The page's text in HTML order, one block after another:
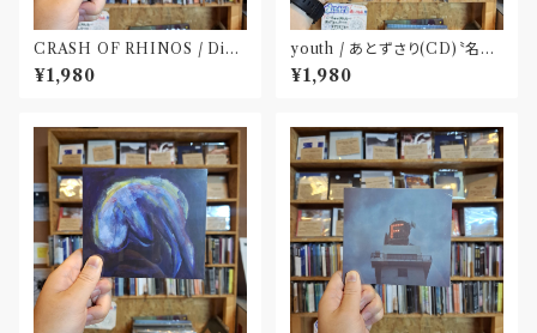
CRASH OF RHINOS / Dist
al(CD)
¥1,980
youth / あとずさり(CD)〝名古
屋〟
¥1,980